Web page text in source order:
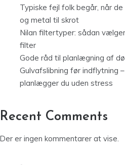
Typiske fejl folk begår, når
og metal til skrot
Nilan filtertyper: sådan
filter
Gode råd til planlægning af
Gulvafslibning før indflytning
planlægger du uden stress
Recent Comments
Der er ingen kommentarer at vise.